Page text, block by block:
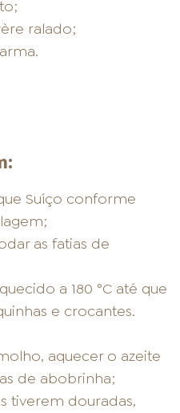
ralado;
Suíço conforme
as fatias de
a 180 °C até que
e crocantes.
aquecer o azeite
de abobrinha;
tiverem douradas,